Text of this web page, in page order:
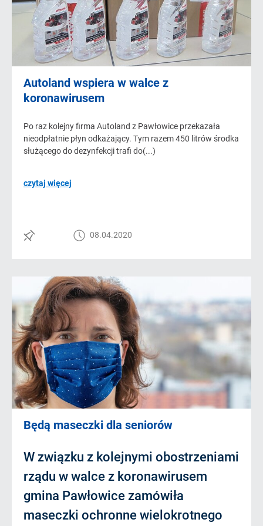
Autoland wspiera w walce z
koronawirusem
Po raz kolejny firma Autoland z Pawłowice przekazała
nieodpłatnie płyn odkażający. Tym razem 450 litrów środka
służącego do dezynfekcji trafi do(...)
czytaj więcej
08.04.2020
Będą maseczki dla seniorów
W związku z kolejnymi obostrzeniami
rządu w walce z koronawirusem
gmina Pawłowice zamówiła
maseczki ochronne wielokrotnego